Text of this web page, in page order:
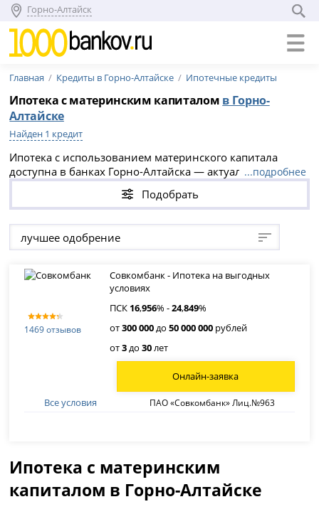
Горно-Алтайск
Главная Кредиты в Горно-Алтайске Ипотечные кредиты
Ипотека с материнским капиталом в Горно-
Алтайске
Найден 1 кредит
Ипотека с использованием материнского капитала
доступна в банках Горно-Алтайска — актуальные
программы на 2026 год предлагают ставки от 16.956%
годовых и срок кредитования до 30 лет.
...подробнее
Подобрать
лучшее одобрение
1469 отзывов
Совкомбанк - Ипотека на выгодных
условиях
ПСК 16,956% -24,849%
от300 000до50 000 000 рублей
от3до30лет
Все условия ПАО «Совкомбанк» Лиц.№963
Онлайн-заявка
Ипотека с материнским
капиталом в Горно-Алтайске